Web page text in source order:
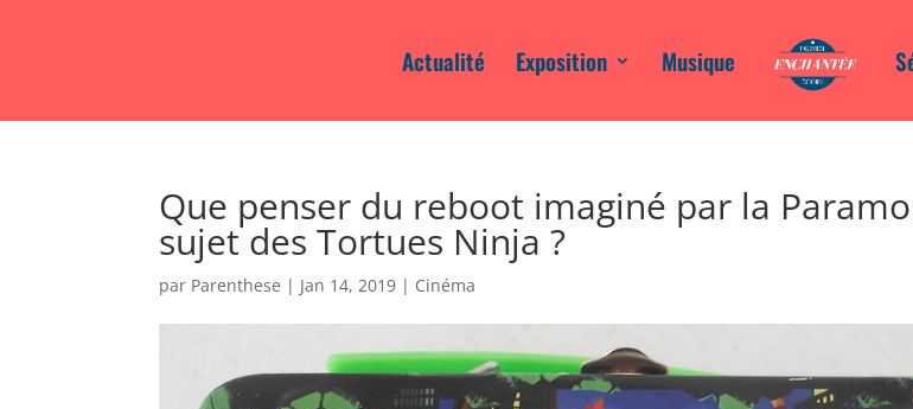
Actualité Exposition Musique
Que penser du reboot imaginé par la
sujet des Tortues Ninja ?
par Parenthese | Jan 14, 2019 | Cinéma